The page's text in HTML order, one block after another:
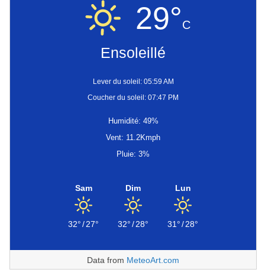
29°C
Ensoleillé
Lever du soleil: 05:59 AM
Coucher du soleil: 07:47 PM
Humidité: 49%
Vent: 11.2Kmph
Pluie: 3%
Sam
32°/27°
Dim
32°/28°
Lun
31°/28°
Data from MeteoArt.com